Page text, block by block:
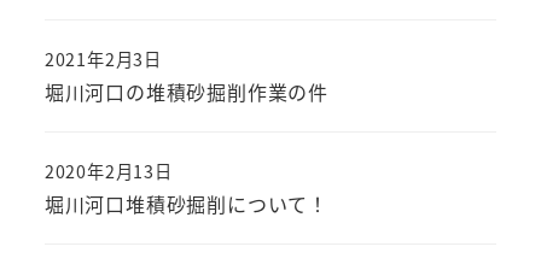
堀川河口の堆積砂掘削作業の件
投稿日
2021年2月3日
堀川河口堆積砂掘削について！
投稿日
2020年2月13日